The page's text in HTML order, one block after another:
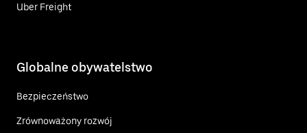
Uber Freight
Globalne obywatelstwo
Bezpieczeństwo
Zrównoważony rozwój